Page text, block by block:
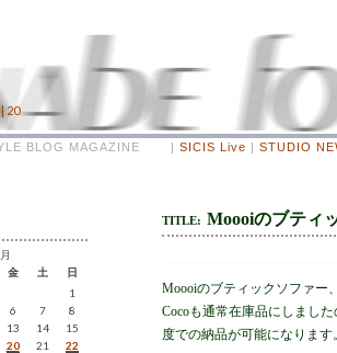
20
BLOG MAGAZINE | SICIS Live | STUDIO
金 土
日
1
6 7
8
13 14
15
20 21
22
TITLE: Moooiのブティ
Moooiのブティックソファー
Cocoも通常在庫品にしまし
度での納品が可能になります